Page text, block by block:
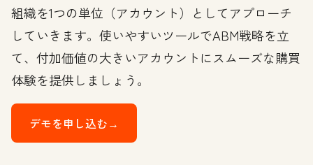
組織を1つの単位（アカウント）としてアプローチ
していきます。使いやすいツールでABM戦略を立
て、付加価値の大きいアカウントにスムーズな購買
体験を提供しましょう。
デモを申し込む→